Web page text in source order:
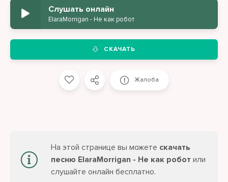
Слушать онлайн
ElaraMorrigan - Не как робот
СКАЧАТЬ
Жалоба
На этой странице вы можете скачать
песню ElaraMorrigan - Не как робот или
слушайте онлайн бесплатно.